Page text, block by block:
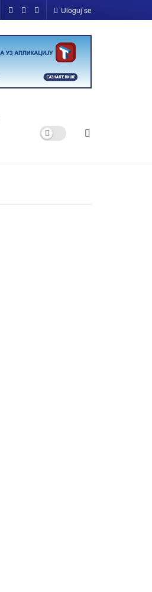
Uloguj se